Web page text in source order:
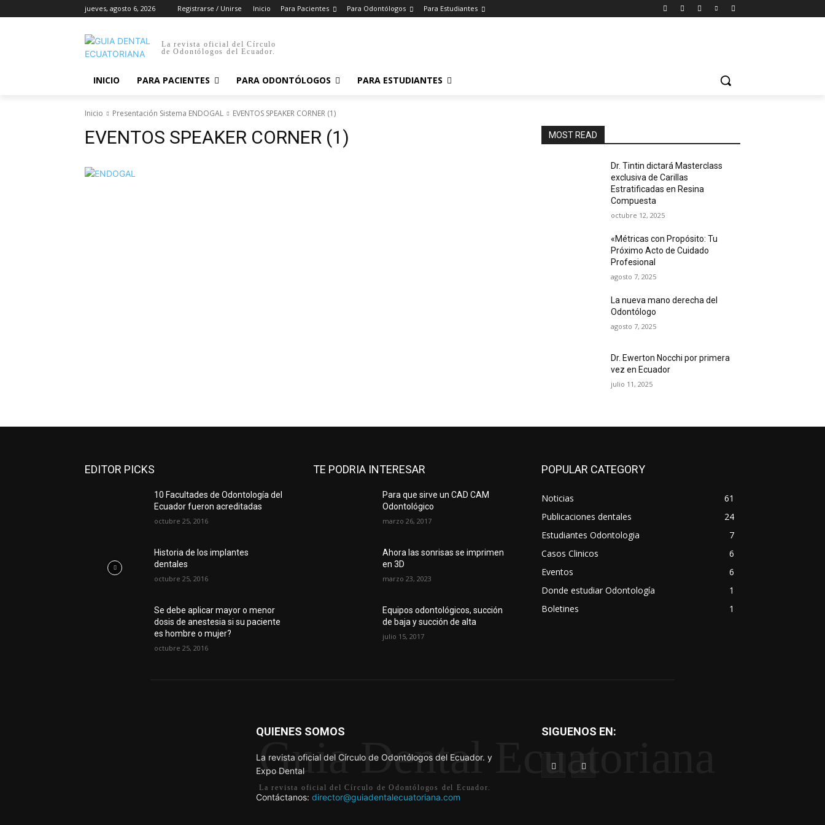
jueves, agosto 6, 2026 Registrarse / Unirse Inicio Para Pacientes Para Odontólogos Para Estudiantes
La revista oficial del Círculo
de Odontólogos del Ecuador.
INICIO PARA PACIENTES PARA ODONTÓLOGOS PARA ESTUDIANTES
Inicio Presentación Sistema ENDOGAL EVENTOS SPEAKER CORNER (1)
EVENTOS SPEAKER CORNER (1) MOST READ
Dr. Tintin dictará Masterclass
exclusiva de Carillas
Estratificadas en Resina
Compuesta
octubre 12, 2025
«Métricas con Propósito: Tu
Próximo Acto de Cuidado
Profesional
agosto 7, 2025
La nueva mano derecha del
Odontólogo
agosto 7, 2025
Dr. Ewerton Nocchi por primera
vez en Ecuador
julio 11, 2025
EDITOR PICKS
10 Facultades de Odontología del
Ecuador fueron acreditadas
octubre 25, 2016
Historia de los implantes
dentales
octubre 25, 2016
Se debe aplicar mayor o menor
dosis de anestesia si su paciente
es hombre o mujer?
octubre 25, 2016
TE PODRIA INTERESAR
Para que sirve un CAD CAM
Odontológico
marzo 26, 2017
Ahora las sonrisas se imprimen
en 3D
marzo 23, 2023
Equipos odontológicos, succión
de baja y succión de alta
julio 15, 2017
POPULAR CATEGORY
Noticias
61
Publicaciones dentales
24
Estudiantes Odontologia
7
Casos Clinicos
6
Eventos
6
Donde estudiar Odontología
1
Boletines
1
Guia Dental Ecuatoriana
La revista oficial del Círculo de Odontólogos del Ecuador.
QUIENES SOMOS
La revista oficial del Círculo de Odontólogos del Ecuador. y
Expo Dental
Contáctanos: director@guiadentalecuatoriana.com
SIGUENOS EN: